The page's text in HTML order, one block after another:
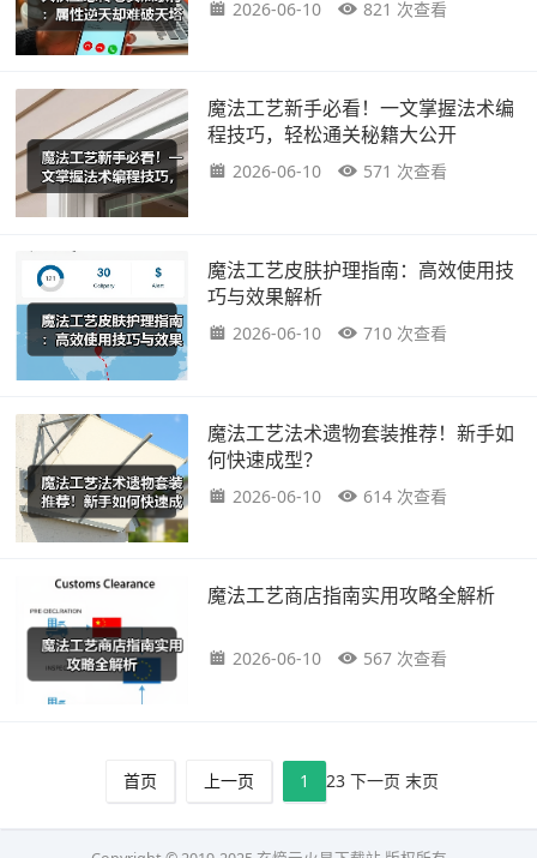
2026-06-10 821 次查看
魔法工艺新手必看！一文掌握法术编
程技巧，轻松通关秘籍大公开
2026-06-10 571 次查看
魔法工艺皮肤护理指南：高效使用技
巧与效果解析
2026-06-10 710 次查看
魔法工艺法术遗物套装推荐！新手如
何快速成型？
2026-06-10 614 次查看
魔法工艺商店指南实用攻略全解析
2026-06-10 567 次查看
首页 上一页 1 23 下一页 末页